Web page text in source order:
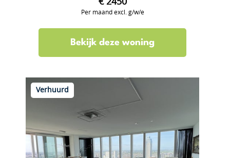
€ 2450
Per maand excl. g/w/e
Bekijk deze woning
Verhuurd